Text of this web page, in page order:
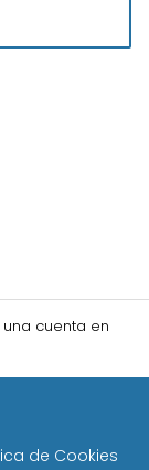
cuenta en
de Cookies